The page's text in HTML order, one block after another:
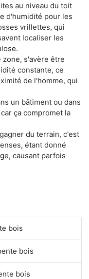
au niveau du toit
d'humidité pour les
vrillettes, qui
localiser les
s'avère être
constante, ce
de l'homme, qui
un bâtiment ou dans
ça compromet la
du terrain, c'est
étant donné
causant parfois
bois
bois
bois